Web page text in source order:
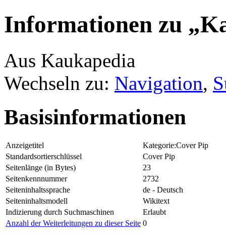
Informationen zu
Aus Kaukapedia
Wechseln zu: Navigation,
Basisinformationen
Anzeigetitel
Kategorie:Cover Pip
Standardsortierschlüssel
Cover Pip
Seitenlänge (in Bytes)
23
Seitenkennnummer
2732
Seiteninhaltssprache
de - Deutsch
Seiteninhaltsmodell
Wikitext
Indizierung durch Suchmaschinen
Erlaubt
Anzahl der Weiterleitungen zu dieser Seite 0